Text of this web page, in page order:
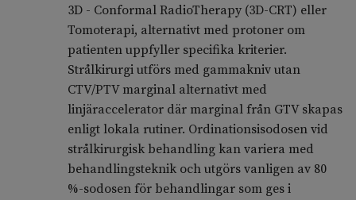
3D - Conformal RadioTherapy (3D-CRT) eller
Tomoterapi, alternativt med protoner om
patienten uppfyller specifika kriterier.
Strålkirurgi utförs med gammakniv utan
CTV/PTV marginal alternativt med
linjäraccelerator där marginal från GTV skapas
enligt lokala rutiner. Ordinationsisodosen vid
strålkirurgisk behandling kan variera med
behandlingsteknik och utgörs vanligen av 80
%-sodosen för behandlingar som ges i